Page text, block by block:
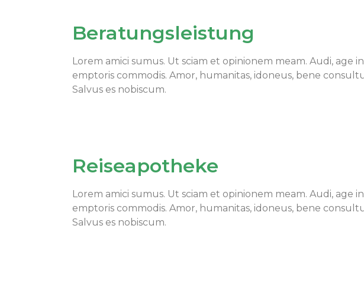
Beratungsleistung
Lorem amici sumus. Ut sciam et opinionem meam. Audi, age in
emptoris commodis. Amor, humanitas, idoneus, bene
Salvus es nobiscum.
Reiseapotheke
Lorem amici sumus. Ut sciam et opinionem meam. Audi, age in
emptoris commodis. Amor, humanitas, idoneus, bene
Salvus es nobiscum.